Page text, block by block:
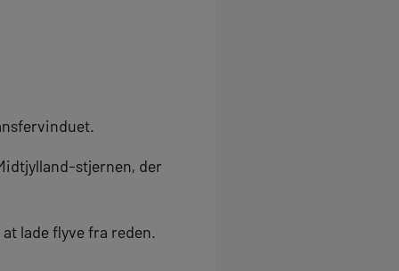
stjernen, der
lade flyve fra reden.